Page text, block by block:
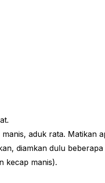
aduk rata. Matikan
diamkan dulu
kecap manis).